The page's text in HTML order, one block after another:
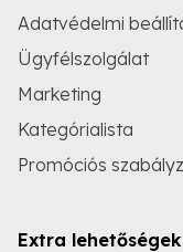
Adatvédelmi
Ügyfélszolgálat
Marketing
Kategórialista
Promóciós
Extra lehetőségek